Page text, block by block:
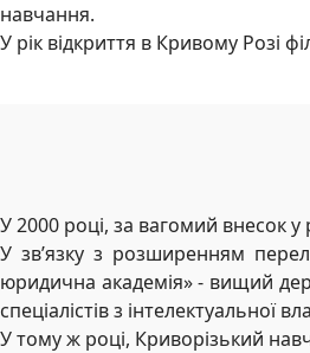
навчання.
У рік відкриття в Кривому Розі
У 2000 році, за вагомий внесок у
У зв’язку з розширенням
юридична академія» - вищий
спеціалістів з інтелектуальної
У тому ж році, Криворізький